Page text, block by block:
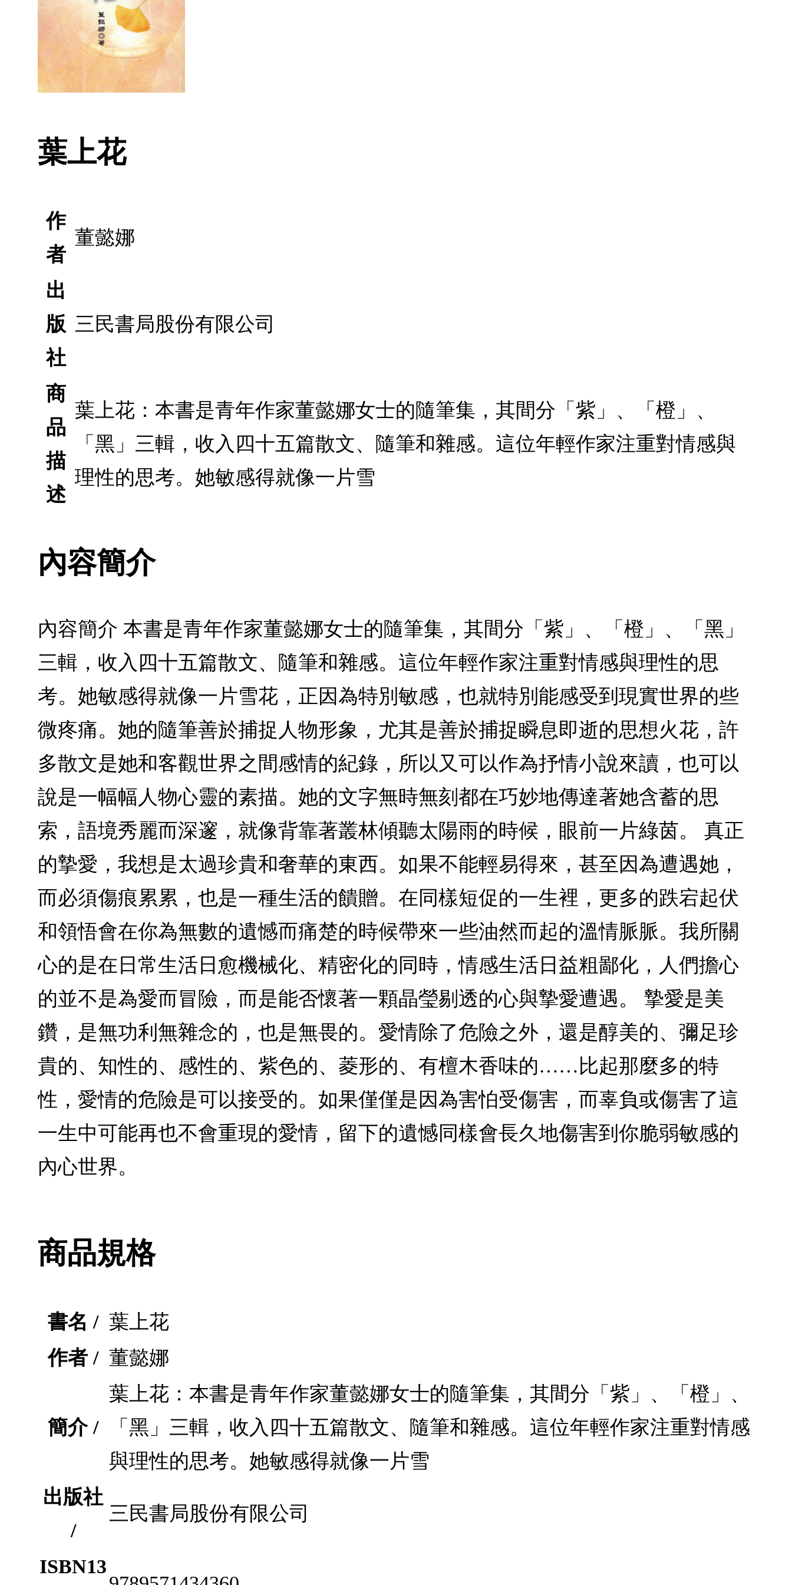
葉上花
作
者
董懿娜
出
版
社
三民書局股份有限公司
商
品
描
述
葉上花：本書是青年作家董懿娜女士的隨筆集，其間分「紫」、「橙」、
「黑」三輯，收入四十五篇散文、隨筆和雜感。這位年輕作家注重對情感與
理性的思考。她敏感得就像一片雪
內容簡介
內容簡介 本書是青年作家董懿娜女士的隨筆集，其間分「紫」、「橙」、「黑」
三輯，收入四十五篇散文、隨筆和雜感。這位年輕作家注重對情感與理性的思
考。她敏感得就像一片雪花，正因為特別敏感，也就特別能感受到現實世界的些
微疼痛。她的隨筆善於捕捉人物形象，尤其是善於捕捉瞬息即逝的思想火花，許
多散文是她和客觀世界之間感情的紀錄，所以又可以作為抒情小說來讀，也可以
說是一幅幅人物心靈的素描。她的文字無時無刻都在巧妙地傳達著她含蓄的思
索，語境秀麗而深邃，就像背靠著叢林傾聽太陽雨的時候，眼前一片綠茵。 真正
的摯愛，我想是太過珍貴和奢華的東西。如果不能輕易得來，甚至因為遭遇她，
而必須傷痕累累，也是一種生活的饋贈。在同樣短促的一生裡，更多的跌宕起伏
和領悟會在你為無數的遺憾而痛楚的時候帶來一些油然而起的溫情脈脈。我所關
心的是在日常生活日愈機械化、精密化的同時，情感生活日益粗鄙化，人們擔心
的並不是為愛而冒險，而是能否懷著一顆晶瑩剔透的心與摯愛遭遇。 摯愛是美
鑽，是無功利無雜念的，也是無畏的。愛情除了危險之外，還是醇美的、彌足珍
貴的、知性的、感性的、紫色的、菱形的、有檀木香味的……比起那麼多的特
性，愛情的危險是可以接受的。如果僅僅是因為害怕受傷害，而辜負或傷害了這
一生中可能再也不會重現的愛情，留下的遺憾同樣會長久地傷害到你脆弱敏感的
內心世界。
商品規格
書名 / 葉上花
作者 / 董懿娜
簡介 /
葉上花：本書是青年作家董懿娜女士的隨筆集，其間分「紫」、「橙」、
「黑」三輯，收入四十五篇散文、隨筆和雜感。這位年輕作家注重對情感
與理性的思考。她敏感得就像一片雪
出版社
/
三民書局股份有限公司
ISBN13